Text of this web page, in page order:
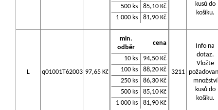
500 ks
85,10 Kč
1 000 ks
81,90 Kč
kusů do
košíku.
L q01001T62003 97,65 Kč
min.
odběr
cena
10 ks
94,50 Kč
100 ks
88,20 Kč
250 ks
86,30 Kč
500 ks
85,10 Kč
1 000 ks
81,90 Kč
3211
Info na
dotaz.
Vložte
množství
kusů do
košíku.